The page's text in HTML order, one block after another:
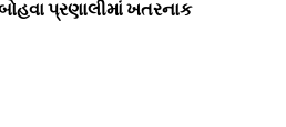
પ્રણાલીમાં ખતરનાક